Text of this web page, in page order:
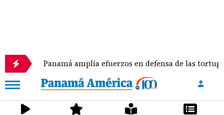
Panamá amplía efuerzos en defensa de las tortugas